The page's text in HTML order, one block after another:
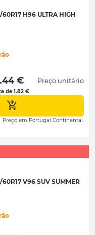
H96 ULTRA HIGH
€
de 1.82 €
Preço unitário
Preço em Portugal Continental.
V96 SUV SUMMER